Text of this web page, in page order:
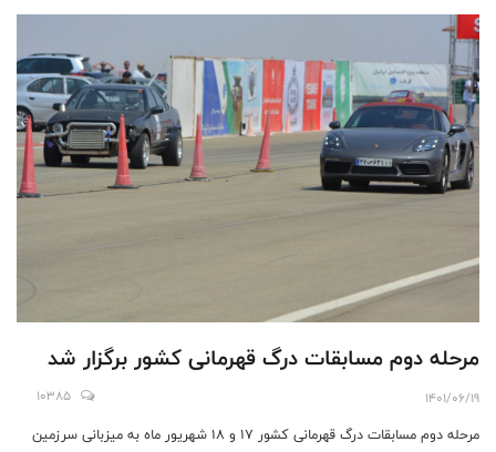
مرحله دوم مسابقات درگ قهرمانی کشور برگزار شد
1401/06/19
10385
مرحله دوم مسابقات درگ قهرمانی کشور ۱۷ و ۱۸ شهریور ماه به میزبانی سرزمین